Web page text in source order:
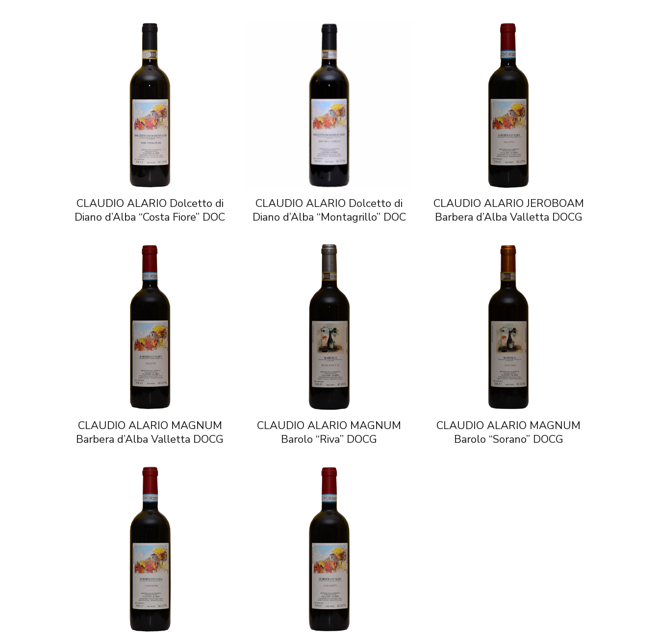
CLAUDIO ALARIO Dolcetto di
Diano d’Alba “Costa Fiore” DOC
CLAUDIO ALARIO Dolcetto di
Diano d’Alba “Montagrillo” DOC
CLAUDIO ALARIO JEROBOAM
Barbera d’Alba Valletta DOCG
CLAUDIO ALARIO MAGNUM
Barbera d’Alba Valletta DOCG
CLAUDIO ALARIO MAGNUM
Barolo “Riva” DOCG
CLAUDIO ALARIO MAGNUM
Barolo “Sorano” DOCG